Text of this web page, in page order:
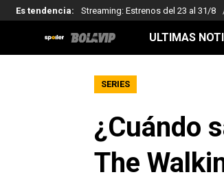
Es tendencia: Streaming: Estrenos del 23 al 31/8
ULTIMAS
SERIES
¿Cuándo
The